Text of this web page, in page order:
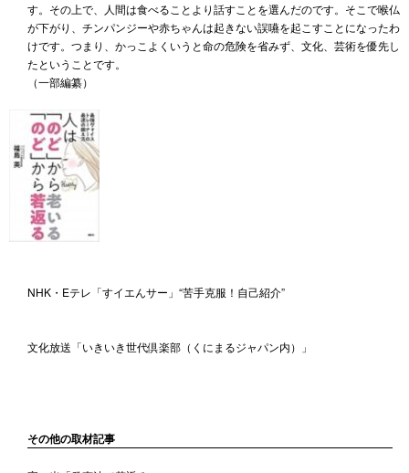
す。その上で、人間は食べることより話すことを選んだのです。そこで喉仏
が下がり、チンパンジーや赤ちゃんは起きない誤嚥を起こすことになったわ
けです。つまり、かっこよくいうと命の危険を省みず、文化、芸術を優先し
たということです。
（一部編纂）
NHK・Eテレ「すイエんサー」“苦手克服！自己紹介”
文化放送「いきいき世代倶楽部（くにまるジャパン内）」
その他の取材記事